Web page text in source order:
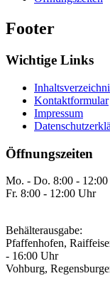
Footer
Wichtige Links
Kontaktformular
Impressum
Öffnungszeiten
Mo. - Do. 8:00 -
Fr. 8:00 - 12:00 Uhr
Behälterausgabe:
Pfaffenhofen,
- 16:00 Uhr
Vohburg,